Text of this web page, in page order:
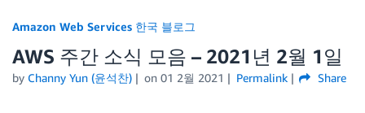
홈
에디션
Amazon Web Services 한국 블로그
AWS 주간 소식 모음 – 2021년 2월 1일
by Channy Yun (윤석찬) on 01 2월 2021 Permalink Share